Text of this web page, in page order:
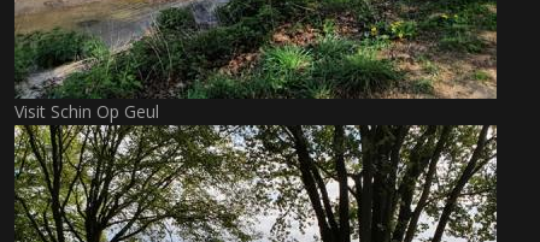
Visit Schin Op Geul